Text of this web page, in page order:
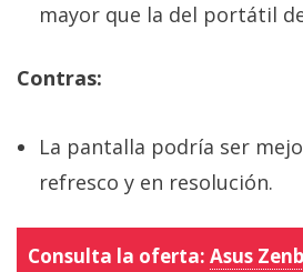
mayor que la del portátil
Contras:
La pantalla podría ser
refresco y en resolución.
Consulta la oferta: Asus